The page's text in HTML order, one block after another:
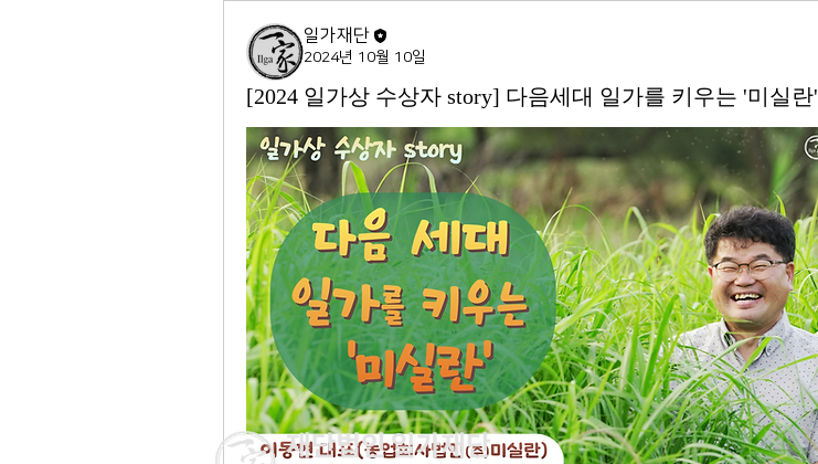
일가재단
2024년 10월 10일
[2024 일가상 수상자 story] 다음세대 일가를 키우는 '미실란'